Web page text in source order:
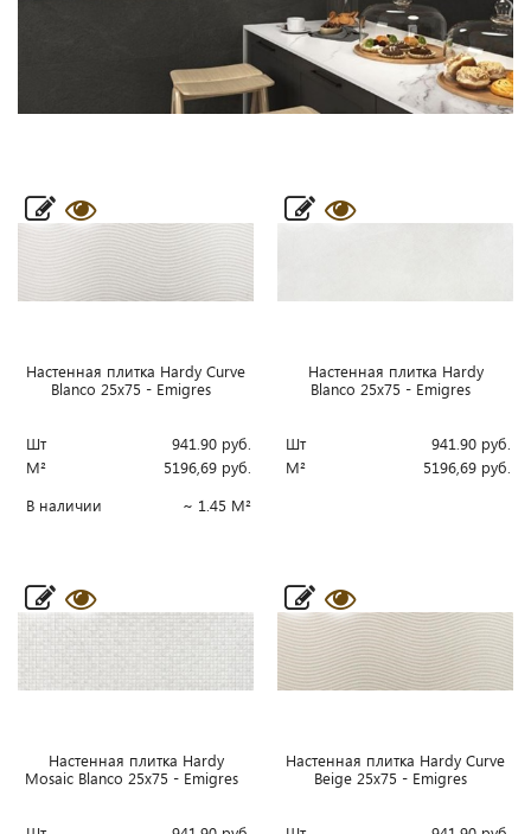
Настенная плитка Hardy Curve
Blanco 25x75 - Emigres
Шт 941.90 руб.
М²
5196,69 руб.
В наличии
~ 1.45 М²
Настенная плитка Hardy
Blanco 25x75 - Emigres
Шт 941.90 руб.
М²
5196,69 руб.
Настенная плитка Hardy
Mosaic Blanco 25x75 - Emigres
Настенная плитка Hardy Curve
Beige 25x75 - Emigres